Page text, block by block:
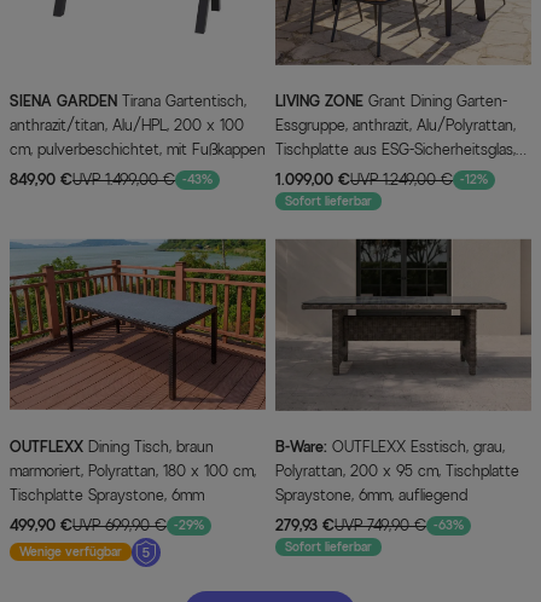
SIENA GARDEN
anthrazit/titan, Alu/HPL, 200 x 100
cm, pulverbeschichtet, mit Fußkappen
849,90 €UVP 1.499,00 € -43%
LIVING ZONE
Essgruppe, anthrazit, Alu/Polyrattan,
Tischplatte aus ESG-Sicherheitsglas,
inkl. Kissen
1.099,00 €UVP 1.249,00 € -12%
Sofort lieferbar
OUTFLEXX
marmoriert, Polyrattan, 180 x 100 cm,
Tischplatte Spraystone, 6mm
499,90 €UVP 699,90 € -29%
Wenige verfügbar
B-Ware:
Polyrattan, 200 x 95 cm, Tischplatte
Spraystone, 6mm, aufliegend
279,93 €UVP 749,90 € -63%
Sofort lieferbar